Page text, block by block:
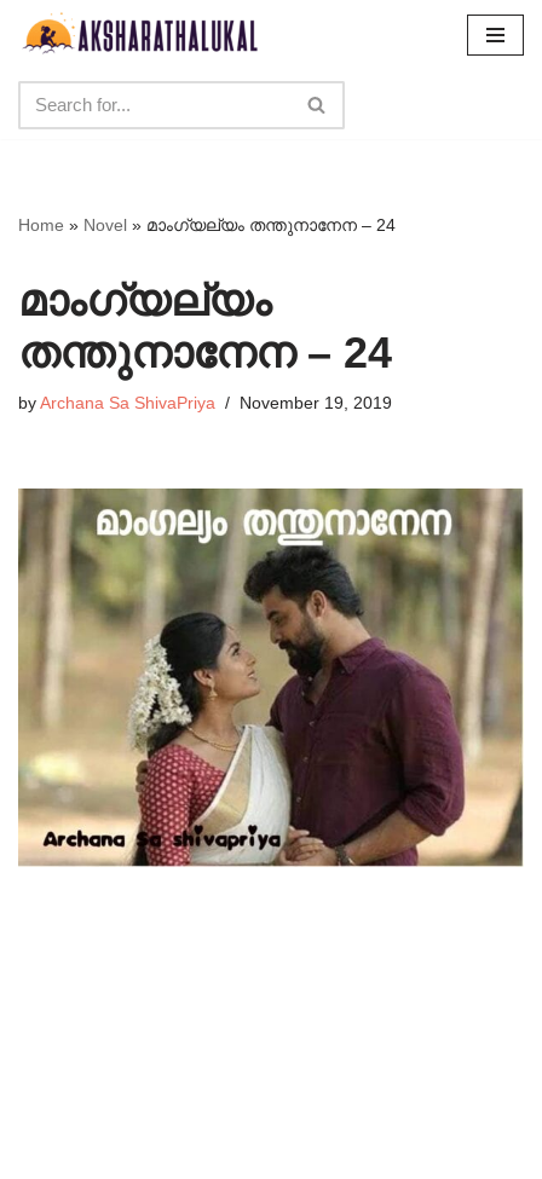
content
Home » Novel » മാംഗ്യല്യം തന്തുനാനേന – 24
മാംഗ്യല്യം
തന്തുനാനേന – 24
by Archana Sa ShivaPriya November 19, 2019